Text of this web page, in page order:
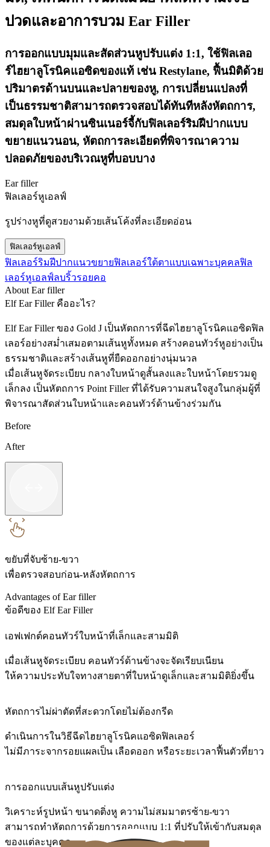
ปวดและอาการบวม Ear Filler
การออกแบบมุมและสัดส่วนหูปรับแต่ง 1:1, ใช้ฟิลเลอ
ร์ไฮยาลูโรนิคแอซิดของแท้ เช่น Restylane, ฟื้นมิติด้วย
ปริมาตรด้านบนและปลายของหู, การเปลี่ยนแปลงที่
เป็นธรรมชาติสามารถตรวจสอบได้ทันทีหลังหัตถการ,
สมดุลใบหน้าผ่านซินเนอร์จี้กับฟิลเลอร์ริมฝีปากแบบ
ขยายแนวนอน, หัตถการละเอียดที่พิจารณาความ
ปลอดภัยของบริเวณหูที่บอบบาง
Ear filler
ฟิลเลอร์หูเอลฟ์
รูปร่างหูที่ดูสวยงามด้วยเส้นโค้งที่ละเอียดอ่อน
ฟิลเลอร์หูเอลฟ์
ฟิลเลอร์ริมฝีปากแนวขยายฟิลเลอร์ใต้ตาแบบเฉพาะบุคคลฟิล
เลอร์หูเอลฟ์ลบริ้วรอยคอ
About Ear filler
Elf Ear Filler คืออะไร?
Elf Ear Filler ของ Gold J เป็นหัตถการที่ฉีดไฮยาลูโรนิคแอซิดฟิล
เลอร์อย่างสม่ำเสมอตามเส้นหูทั้งหมด สร้างคอนทัวร์หูอย่างเป็น
ธรรมชาติและสร้างเส้นหูที่ยืดออกอย่างนุ่มนวล
เมื่อเส้นหูจัดระเบียบ กลางใบหน้าดูสั้นลงและใบหน้าโดยรวมดู
เล็กลง เป็นหัตถการ Point Filler ที่ได้รับความสนใจสูงในกลุ่มผู้ที่
พิจารณาสัดส่วนใบหน้าและคอนทัวร์ด้านข้างร่วมกัน
Before
After
ขยับที่จับซ้าย-ขวา
เพื่อตรวจสอบก่อน-หลังหัตถการ
Advantages of Ear filler
ข้อดีของ Elf Ear Filler
เอฟเฟกต์คอนทัวร์ใบหน้าที่เล็กและสามมิติ
เมื่อเส้นหูจัดระเบียบ คอนทัวร์ด้านข้างจะจัดเรียบเนียน
ให้ความประทับใจทางสายตาที่ใบหน้าดูเล็กและสามมิติยิ่งขึ้น
หัตถการไม่ผ่าตัดที่สะดวกโดยไม่ต้องกรีด
ดำเนินการในวิธีฉีดไฮยาลูโรนิคแอซิดฟิลเลอร์
ไม่มีภาระจากรอยแผลเป็น เลือดออก หรือระยะเวลาฟื้นตัวที่ยาว
การออกแบบเส้นหูปรับแต่ง
วิเคราะห์รูปหน้า ขนาดติ่งหู ความไม่สมมาตรซ้าย-ขวา
สามารถทำหัตถการด้วยการออกแบบ 1:1 ที่ปรับให้เข้ากับสมดุล
ของแต่ละบุคคล